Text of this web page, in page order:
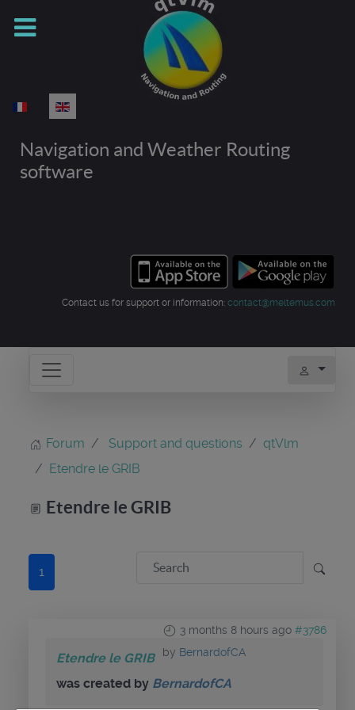
Select your language
Navigation and Weather Routing
software
Contact us for support or information: contact@meltemus.com
Forum Support and questions
qtVlm
Etendre le GRIB
Etendre le GRIB
1
3 months 8 hours ago #3786
by BernardofCA
Etendre le GRIB
was created by BernardofCA